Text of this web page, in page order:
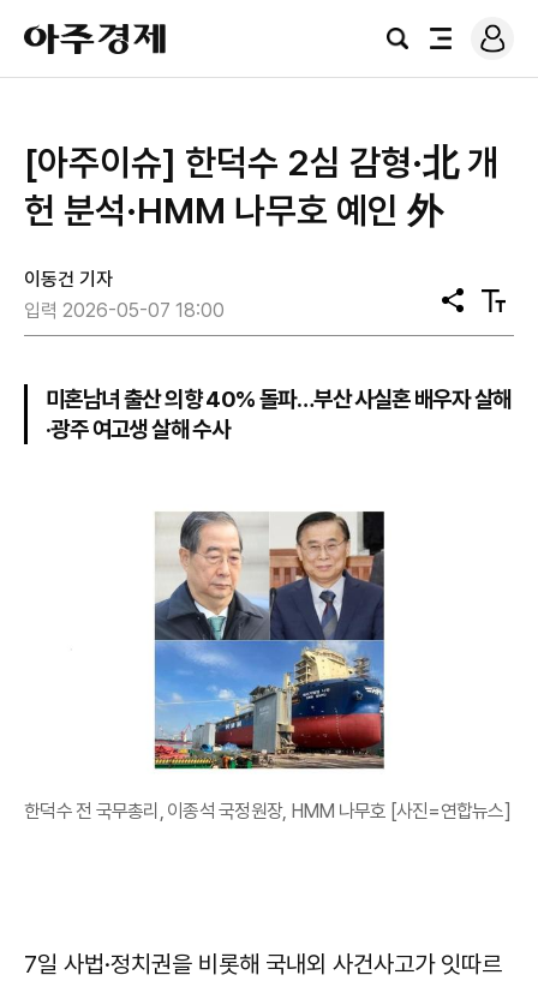
아
주
경
검
전
로
그
[아주이슈] 한덕수 2심 감형·北 개
헌 분석·HMM 나무호 예인 外
이동건 기자
입력 2026-05-07 18:00
공
유
텍
스
기
미혼남녀 출산 의향 40% 돌파…부산 사실혼 배우자 살해
·광주 여고생 살해 수사
한덕수 전 국무총리, 이종석 국정원장, HMM 나무호 [사진=연합뉴스]
7일 사법·정치권을 비롯해 국내외 사건사고가 잇따르